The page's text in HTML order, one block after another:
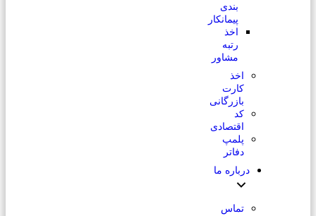
بندی
پیمانکار
اخذ
رتبه
مشاور
اخذ
کارت
بازرگانی
کد
اقتصادی
پلمپ
دفاتر
درباره ما
تماس